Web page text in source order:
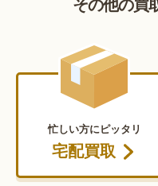
忙しい方にピッタリ
宅配買取